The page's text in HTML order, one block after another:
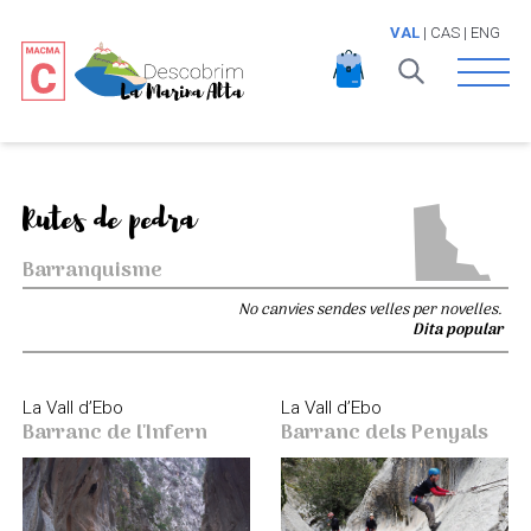
VAL| CAS| ENG
Open
Rutes de pedra
Barranquisme
No canvies sendes velles per novelles.
Dita popular
La Vall d’Ebo
Barranc de l'Infern
La Vall d’Ebo
Barranc dels Penyals